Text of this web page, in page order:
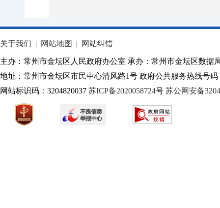
关于我们 | 网站地图 | 网站纠错
主办：常州市金坛区人民政府办公室 承办：常州市金坛区数据
地址：常州市金坛区市民中心清风路1号 政府公共服务热线号码
网站标识码：3204820037 苏ICP备2020058724号 苏公网安备